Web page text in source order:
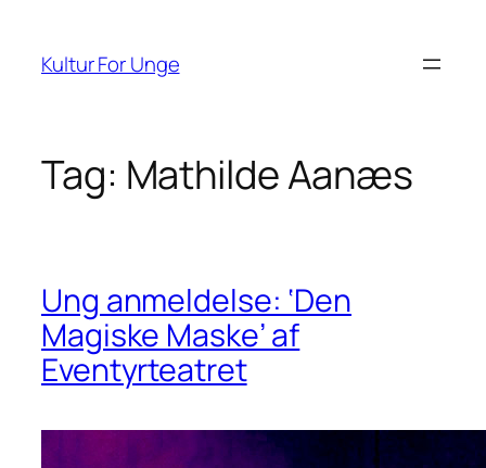
indhold
Kultur For Unge
Tag: Mathilde Aanæs
Ung anmeldelse: ‘Den
Magiske Maske’ af
Eventyrteatret